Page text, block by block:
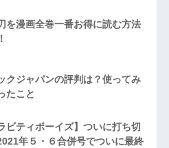
を漫画全巻一番お得に読む方法
クジャパンの評判は？使ってみ
たこと
ビティボーイズ】ついに打ち切
年５・６合併号でついに最終